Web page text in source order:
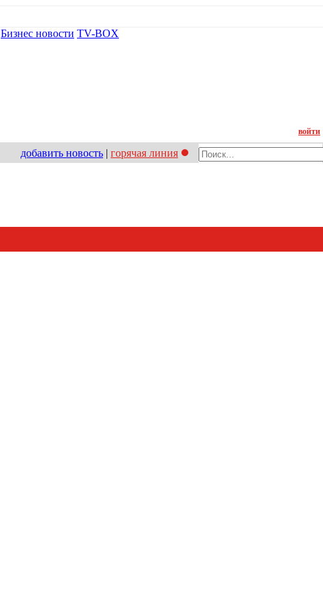
Бизнес новости TV-BOX
войти
добавить новость | горячая линия